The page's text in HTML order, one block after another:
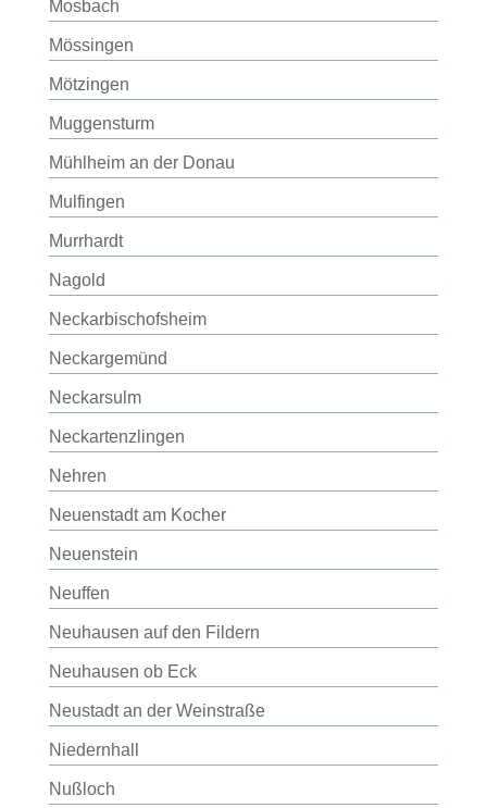
Mosbach
Mössingen
Mötzingen
Muggensturm
Mühlheim an der Donau
Mulfingen
Murrhardt
Nagold
Neckarbischofsheim
Neckargemünd
Neckarsulm
Neckartenzlingen
Nehren
Neuenstadt am Kocher
Neuenstein
Neuffen
Neuhausen auf den Fildern
Neuhausen ob Eck
Neustadt an der Weinstraße
Niedernhall
Nußloch